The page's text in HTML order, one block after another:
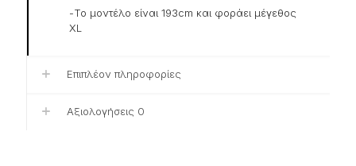
-Το μοντέλο είναι 193cm και φοράει μέγεθος
XL
Επιπλέον πληροφορίες
Αξιολογήσεις 0